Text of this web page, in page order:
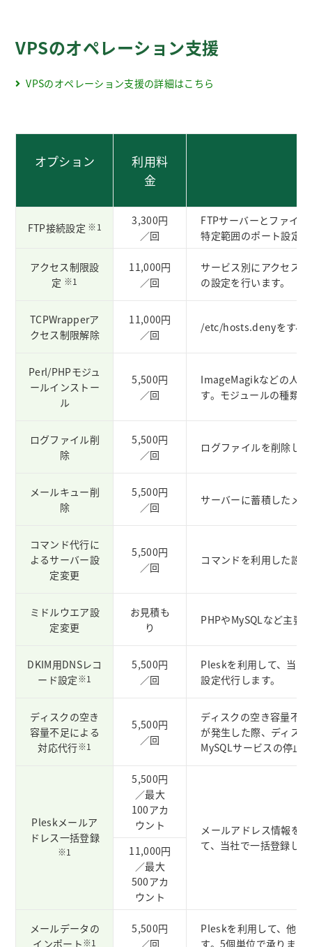
VPSのオペレーション支援
VPSのオペレーション支援の詳細はこちら
オプション
利用料
金
FTP接続設定 ※1
3,300円
／回
FTPサーバーとファイ
特定範囲のポート設定
アクセス制限設
定 ※1
11,000円
／回
サービス別にアクセス
の設定を行います。
TCPWrapperア
クセス制限解除
11,000円
／回
/etc/hosts.denyをすべ
Perl/PHPモジュ
ールインストー
ル
5,500円
／回
ImageMagikなどの人気
す。モジュールの種類
ログファイル削
除
5,500円
／回
ログファイルを削除し
メールキュー削
除
5,500円
／回
サーバーに蓄積したメ
コマンド代行に
よるサーバー設
定変更
5,500円
／回
コマンドを利用した設
ミドルウエア設
定変更
お見積も
り
PHPやMySQLなど主要
DKIM用DNSレコ
ード設定※1
5,500円
／回
Pleskを利用して、当社
設定代行します。
ディスクの空き
容量不足による
対応代行※1
5,500円
／回
ディスクの空き容量不
が発生した際、ディス
MySQLサービスの停止
Pleskメールア
ドレス一括登録
※1
5,500円
／最大
100アカ
ウント
メールアドレス情報を
て、当社で一括登録し
11,000円
／最大
500アカ
ウント
メールデータの
インポート※1
5,500円
／回
Pleskを利用して、他サ
す。5個単位で承ります